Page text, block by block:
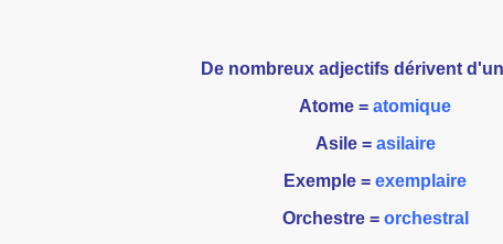
De nombreux adjectifs dérivent
Atome = atomique
Asile = asilaire
Exemple = exemplaire
Orchestre = orchestral